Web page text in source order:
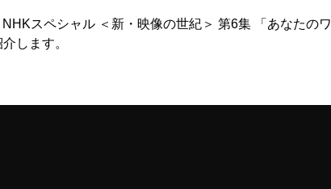
スペシャル ＜新・映像の世紀＞ 第6集 「あなたのワ
します。